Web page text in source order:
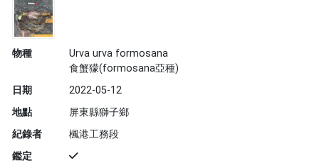
物種
Urva urva formosana
食蟹獴(formosana亞種)
日期
2022-05-12
地點
屏東縣獅子鄉
紀錄者
楓港工務段
鑑定